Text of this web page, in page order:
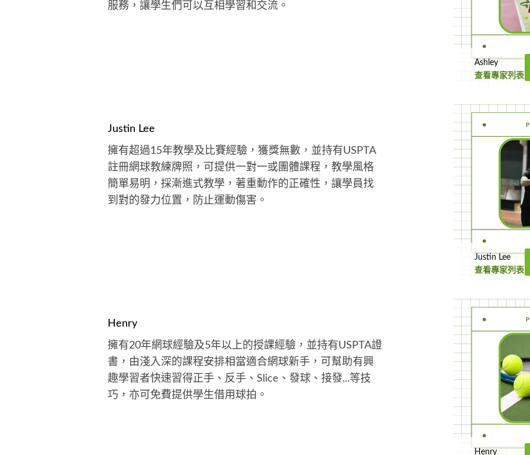
服務，讓學生們可以互相學習和交流。
Ashley
查看專家列表
Justin Lee
擁有超過15年教學及比賽經驗，獲獎無數，並持有USPTA
註冊網球教練牌照，可提供一對一或團體課程，教學風格
簡單易明，採漸進式教學，著重動作的正確性，讓學員找
到對的發力位置，防止運動傷害。
Justin Lee
查看專家列表
Henry
擁有20年網球經驗及5年以上的授課經驗，並持有USPTA證
書，由淺入深的課程安排相當適合網球新手，可幫助有興
趣學習者快速習得正手、反手、Slice、發球、接發...等技
巧，亦可免費提供學生借用球拍。
Henry